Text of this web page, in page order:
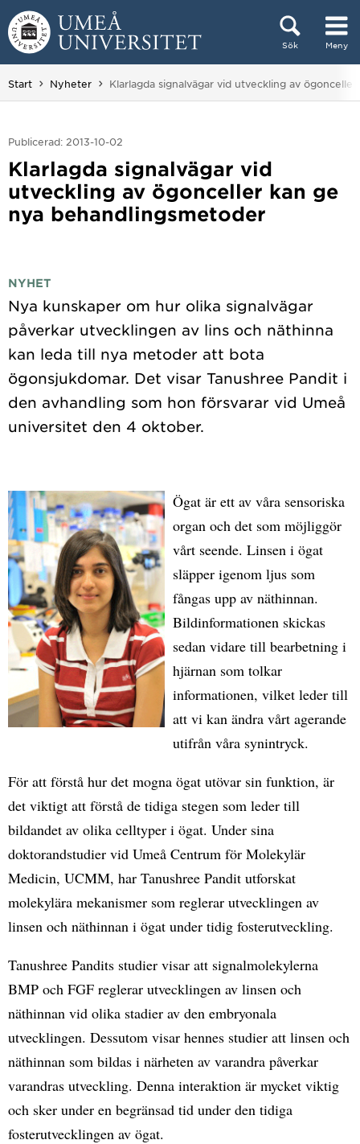
Hoppa direkt till innehållet
Sök Meny
Huvudmenyn dold.
Start Nyheter Du är här:
Klarlagda signalvägar vid utveckling av
Publicerad: 2013-10-02
Klarlagda signalvägar vid
utveckling av ögonceller kan ge
nya behandlingsmetoder
NYHET
Nya kunskaper om hur olika signalvägar
påverkar utvecklingen av lins och näthinna
kan leda till nya metoder att bota
ögonsjukdomar. Det visar Tanushree Pandit i
den avhandling som hon försvarar vid Umeå
Ögat är ett av våra sensoriska
organ och det som möjliggör
vårt seende. Linsen i ögat
släpper igenom ljus som
fångas upp av näthinnan.
Bildinformationen skickas
sedan vidare till bearbetning i
hjärnan som tolkar
informationen, vilket leder till
att vi kan ändra vårt agerande
utifrån våra synintryck.
För att förstå hur det mogna ögat utövar sin funktion, är
det viktigt att förstå de tidiga stegen som leder till
bildandet av olika celltyper i ögat. Under sina
doktorandstudier vid Umeå Centrum för Molekylär
Medicin, UCMM, har Tanushree Pandit utforskat
molekylära mekanismer som reglerar utvecklingen av
linsen och näthinnan i ögat under tidig fosterutveckling.
Tanushree Pandits studier visar att signalmolekylerna
BMP och FGF reglerar utvecklingen av linsen och
näthinnan vid olika stadier av den embryonala
utvecklingen. Dessutom visar hennes studier att linsen och
näthinnan som bildas i närheten av varandra påverkar
varandras utveckling. Denna interaktion är mycket viktig
och sker under en begränsad tid under den tidiga
fosterutvecklingen av ögat.